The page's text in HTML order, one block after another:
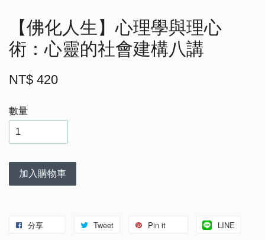
【佛化人生】心理學與理心
術：心靈的社會建構八講
NT$ 420
數量
加入購物車
分享 Tweet Pin it LINE